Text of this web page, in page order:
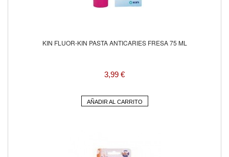
KIN FLUOR-KIN PASTA ANTICARIES FRESA 75 ML
3,99 €
AÑADIR AL CARRITO